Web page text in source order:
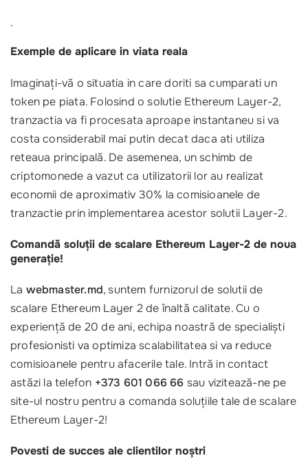
.
Exemple de aplicare in viata reala
Imaginați-vă o situatia in care doriti sa cumparati un
token pe piata. Folosind o solutie Ethereum Layer-2,
tranzactia va fi procesata aproape instantaneu si va
costa considerabil mai putin decat daca ati utiliza
reteaua principală. De asemenea, un schimb de
criptomonede a vazut ca utilizatorii lor au realizat
economii de aproximativ 30% la comisioanele de
tranzactie prin implementarea acestor solutii Layer-2.
Comandă soluții de scalare Ethereum Layer-2 de noua
generație!
La webmaster.md, suntem furnizorul de solutii de
scalare Ethereum Layer 2 de înaltă calitate. Cu o
experiență de 20 de ani, echipa noastră de specialiști
profesionisti va optimiza scalabilitatea si va reduce
comisioanele pentru afacerile tale. Intră in contact
astăzi la telefon +373 601 066 66 sau vizitează-ne pe
site-ul nostru pentru a comanda soluțiile tale de scalare
Ethereum Layer-2!
Povesti de succes ale clientilor noștri